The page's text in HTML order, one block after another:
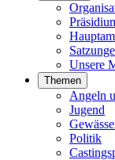
Unsere
Themen
Angeln
Jugend
Politik